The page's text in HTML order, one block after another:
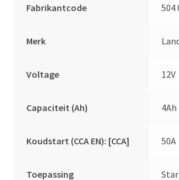
Fabrikantcode 504
Merk
Voltage 12V
Capaciteit (Ah) 4Ah
Koudstart (CCA EN): [CCA] 50A
Toepassing